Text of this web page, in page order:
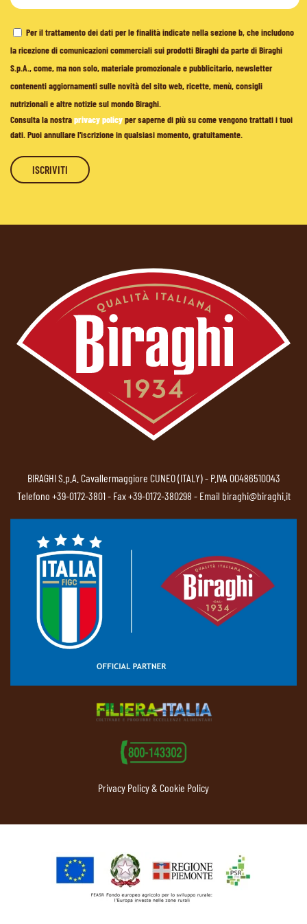
Per il trattamento dei dati per le finalità indicate nella sezione b, che includono
la ricezione di comunicazioni commerciali sui prodotti Biraghi da parte di Biraghi
S.p.A., come, ma non solo, materiale promozionale e pubblicitario, newsletter
contenenti aggiornamenti sulle novità del sito web, ricette, menù, consigli
nutrizionali e altre notizie sul mondo Biraghi.
Consulta la nostraprivacy policyper saperne di più su come vengono trattati i tuoi
dati. Puoi annullare l'iscrizione in qualsiasi momento, gratuitamente.
BIRAGHI S.p.A. Cavallermaggiore CUNEO (ITALY) - P.IVA 00486510043
Telefono +39-0172-3801- Fax +39-0172-380298 - Email biraghi@biraghi.it
Privacy Policy & Cookie Policy